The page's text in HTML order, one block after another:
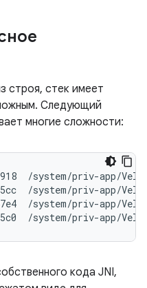
строя, стек имеет
Следующий
многие сложности:
/system/priv-app/
/system/priv-app/
/system/priv-app/
кода JNI,